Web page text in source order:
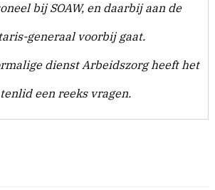
bij SOAW, en daarbij aan de
generaal voorbij gaat.
dienst Arbeidszorg heeft het
een reeks vragen.